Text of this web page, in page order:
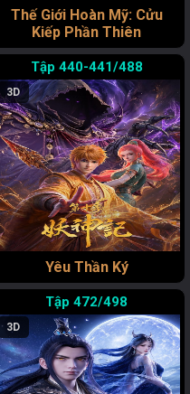
Thế Giới Hoàn Mỹ: Cửu
Kiếp Phần Thiên
440-441/488
3D
Yêu Thần Ký
472/498
3D